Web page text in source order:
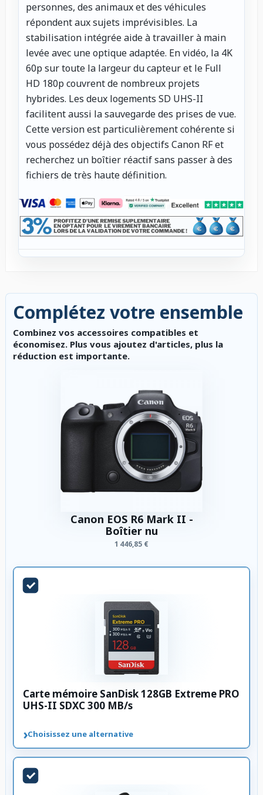
personnes, des animaux et des véhicules
répondent aux sujets imprévisibles. La
stabilisation intégrée aide à travailler à main
levée avec une optique adaptée. En vidéo, la 4K
60p sur toute la largeur du capteur et le Full
HD 180p couvrent de nombreux projets
hybrides. Les deux logements SD UHS-II
facilitent aussi la sauvegarde des prises de vue.
Cette version est particulièrement cohérente si
vous possédez déjà des objectifs Canon RF et
recherchez un boîtier réactif sans passer à des
fichiers de très haute définition.
Complétez votre ensemble
Combinez vos accessoires compatibles et
économisez. Plus vous ajoutez d'articles, plus la
réduction est importante.
Canon EOS R6 Mark II -
Boîtier nu
1 446,85 €
Carte mémoire SanDisk 128GB Extreme PRO
UHS-II SDXC 300 MB/s
›Choisissez une alternative